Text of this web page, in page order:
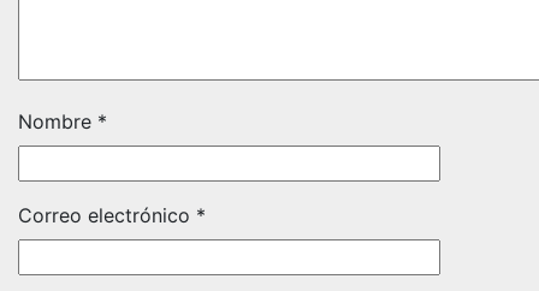
Nombre *
Correo electrónico *